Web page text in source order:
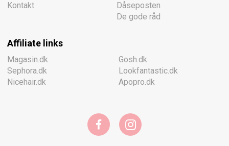
Kontakt
Dåseposten
De gode råd
Affiliate links
Magasin.dk
Sephora.dk
Nicehair.dk
Gosh.dk
Lookfantastic.dk
Apopro.dk